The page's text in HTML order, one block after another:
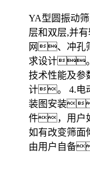
YA型圆振动
层和双层,并
网、冲孔
求设计。
技术性能及参
计。 4.电
装图安装
件，用户
如有改变筛
由用户自备